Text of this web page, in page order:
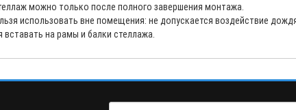
можно только после полного завершения монтажа.
использовать вне помещения: не допускается воздействие
вставать на рамы и балки стеллажа.